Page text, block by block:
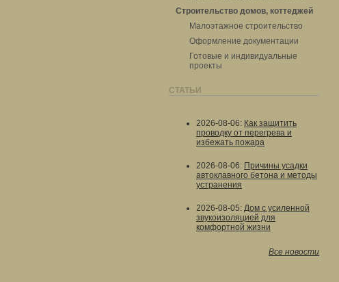
Строительство домов, коттеджей
Малоэтажное строительство
Оформление документации
Готовые и индивидуальные
проекты
СТАТЬИ
2026-08-06: Как защитить
проводку от перегрева и
избежать пожара
2026-08-06: Причины усадки
автоклавного бетона и методы
устранения
2026-08-05: Дом с усиленной
звукоизоляцией для
комфортной жизни
Все новости